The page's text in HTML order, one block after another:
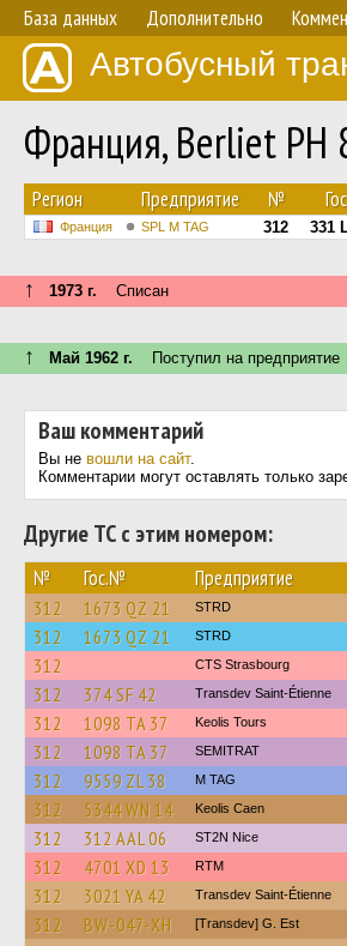
База данных Дополнительно
Автобусный
Франция, Berliet
Регион Предприятие №
Франция SPL M TAG 312 331
↑ 1973 г. Списан
↑ Май 1962 г. Поступил на предприятие
Ваш комментарий
Вы не вошли на сайт.
Комментарии могут оставлять только
Другие ТС с этим номером:
№ Гос.№ Предприятие
312 1673 QZ 21 STRD
312 1673 QZ 21 STRD
312 CTS Strasbourg
312 374 SF 42 Transdev Saint-Étienne
312 1098 TA 37 Keolis Tours
312 1098 TA 37 SEMITRAT
312 9559 ZL 38 M TAG
312 5344 WN 14 Keolis Caen
312 312 AAL 06 ST2N Nice
312 4701 XD 13 RTM
312 3021 YA 42 Transdev Saint-Étienne
312 BW-047-XH [Transdev] G. Est